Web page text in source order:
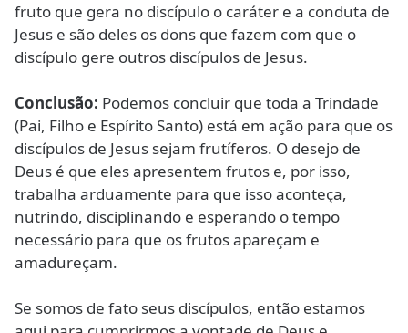
fruto que gera no discípulo o caráter e a conduta de
Jesus e são deles os dons que fazem com que o
discípulo gere outros discípulos de Jesus.
Conclusão: Podemos concluir que toda a Trindade
(Pai, Filho e Espírito Santo) está em ação para que os
discípulos de Jesus sejam frutíferos. O desejo de
Deus é que eles apresentem frutos e, por isso,
trabalha arduamente para que isso aconteça,
nutrindo, disciplinando e esperando o tempo
necessário para que os frutos apareçam e
amadureçam.
Se somos de fato seus discípulos, então estamos